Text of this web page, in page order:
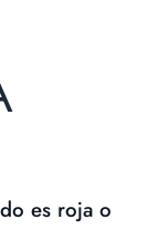
es roja o